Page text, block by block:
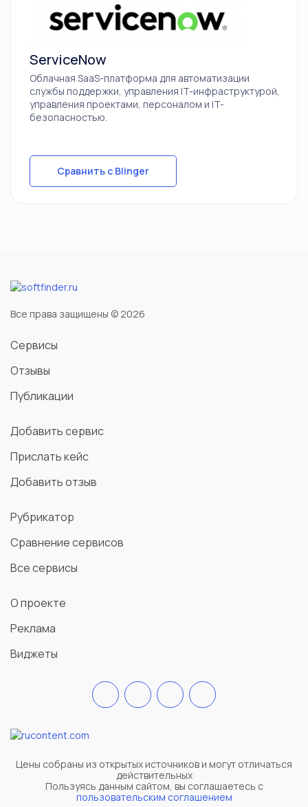
ServiceNow
Облачная SaaS-платформа для автоматизации
службы поддержки, управления IT-инфраструктурой,
управления проектами, персоналом и IT-
безопасностью.
Сравнить с Blinger
Все права защищены © 2026
Сервисы
Отзывы
Публикации
Добавить сервис
Прислать кейс
Добавить отзыв
Рубрикатор
Сравнение сервисов
Все сервисы
О проекте
Реклама
Виджеты
Цены собраны из открытых источников и могут отличаться
действительных
Пользуясь данным сайтом, вы соглашаетесь c
пользовательским соглашением